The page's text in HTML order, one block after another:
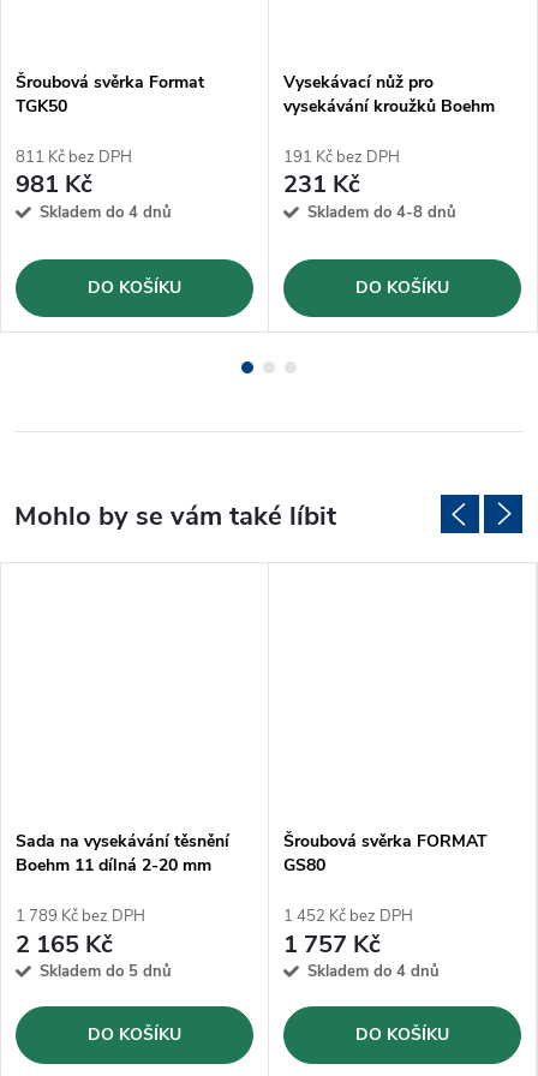
Šroubová svěrka Format
TGK50
811 Kč bez DPH
981 Kč
Skladem do 4 dnů
DO KOŠÍKU
Vysekávací nůž pro
vysekávání kroužků Boehm
191 Kč bez DPH
231 Kč
Skladem do 4-8 dnů
DO KOŠÍKU
Sada na vysekávání těsnění
Boehm 11 dílná 2-20 mm
1 789 Kč bez DPH
2 165 Kč
Skladem do 5 dnů
DO KOŠÍKU
Šroubová svěrka FORMAT
GS80
1 452 Kč bez DPH
1 757 Kč
Skladem do 4 dnů
DO KOŠÍKU